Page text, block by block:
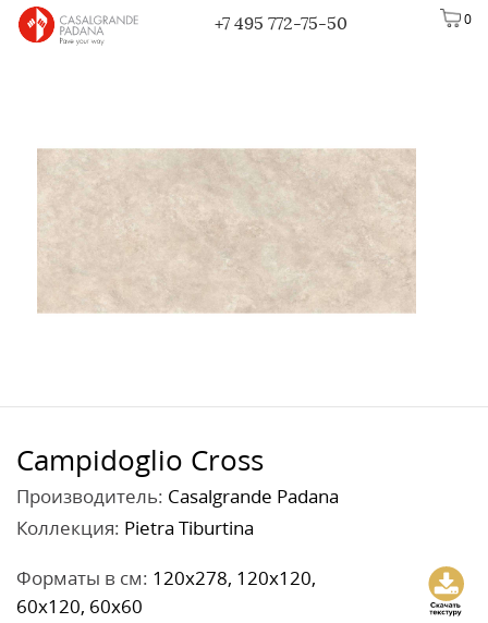
0
+7 495 772-75-50
Campidoglio Cross
Производитель: Casalgrande Padana
Коллекция: Pietra Tiburtina
Форматы в см: 120x278, 120x120,
60x120, 60x60